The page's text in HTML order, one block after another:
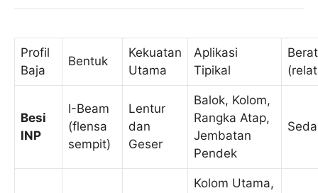
Profil
Baja
Bentuk
Kekuatan
Utama
Aplikasi
Tipikal
Berat
Besi
INP
I-Beam
(flensa
sempit)
Lentur
dan
Geser
Balok, Kolom,
Rangka Atap,
Jembatan
Pendek
Kolom Utama,